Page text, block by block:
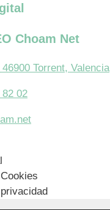
Choam Net
Torrent, Valencia
82 02